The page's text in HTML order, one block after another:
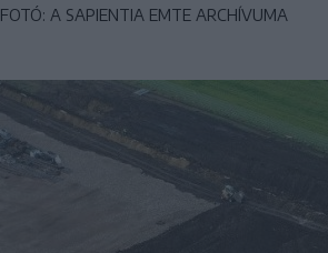
FOTÓ: A SAPIENTIA EMTE ARCHÍVUMA